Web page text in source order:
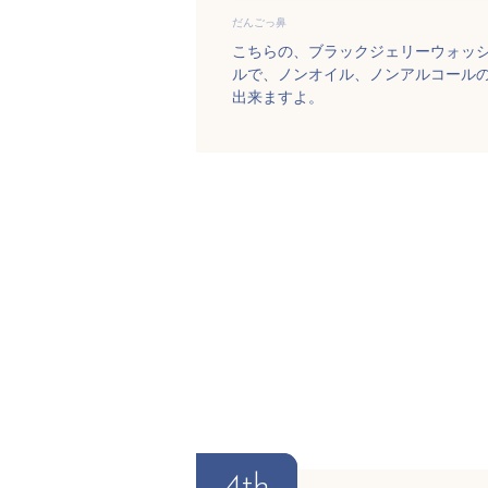
だんごっ鼻
こちらの、ブラックジェリーウォッ
ルで、ノンオイル、ノンアルコール
出来ますよ。